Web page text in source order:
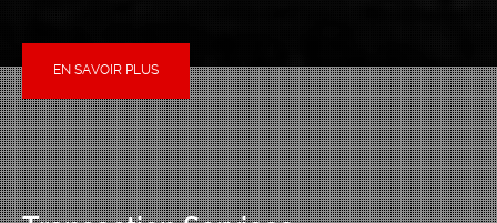
EN SAVOIR PLUS